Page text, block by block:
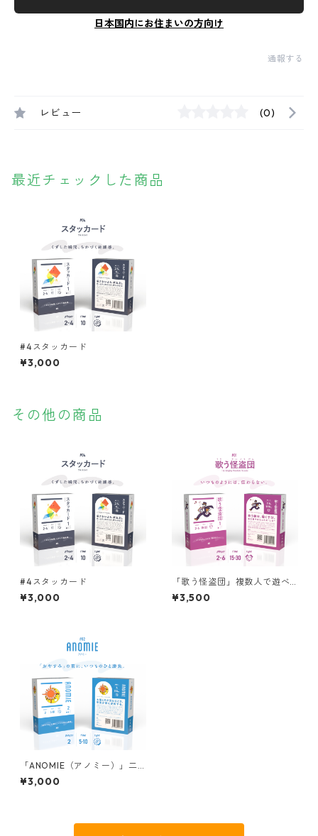
日本国内にお住まいの方向け
通報する
レビュー (0)
最近チェックした商品
#4スタッカード
¥3,000
その他の商品
#4スタッカード
¥3,000
「歌う怪盗団」複数人で遊べ
る協力パーティゲーム
¥3,500
「ANOMIE（アノミー）」二
人で何度でも遊べる対戦ゲー
ム
¥3,000